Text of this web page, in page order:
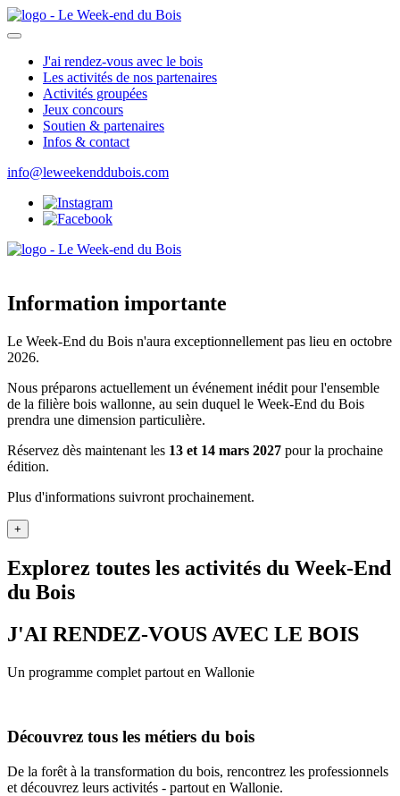
J'ai rendez-vous avec le bois
Les activités de nos partenaires
Activités groupées
Jeux concours
Soutien & partenaires
Infos & contact
info@leweekenddubois.com
Information importante
Le Week-End du Bois n'aura exceptionnellement pas lieu en octobre
2026.
Nous préparons actuellement un événement inédit pour l'ensemble
de la filière bois wallonne, au sein duquel le Week-End du Bois
prendra une dimension particulière.
Réservez dès maintenant les 13 et 14 mars 2027 pour la prochaine
édition.
Plus d'informations suivront prochainement.
+
Explorez toutes les activités du Week-End
du Bois
J'AI RENDEZ-VOUS AVEC LE BOIS
Un programme complet partout en Wallonie
Découvrez tous les métiers du bois
De la forêt à la transformation du bois, rencontrez les professionnels
et découvrez leurs activités - partout en Wallonie.